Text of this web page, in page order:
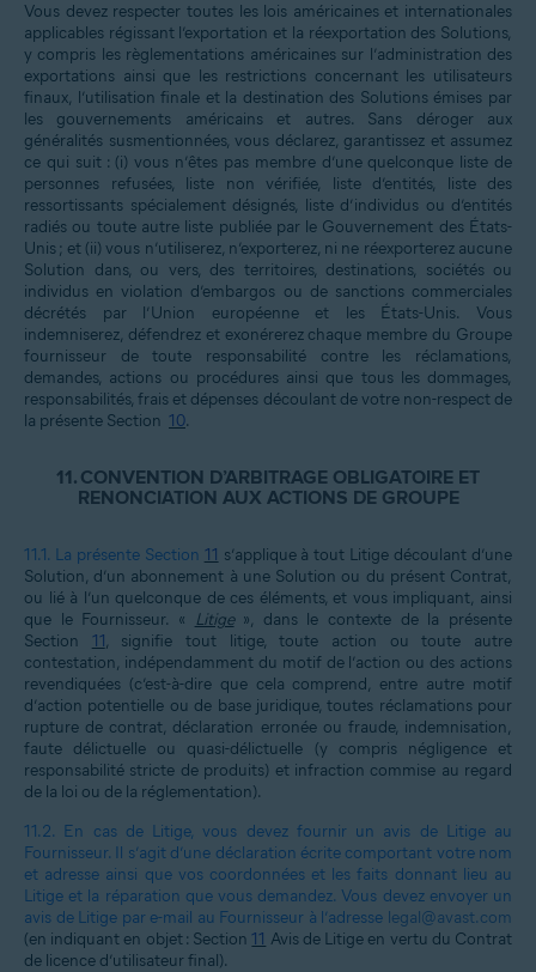
Vous devez respecter toutes les lois américaines et internationales
applicables régissant l’exportation et la réexportation des Solutions,
y compris les règlementations américaines sur l’administration des
exportations ainsi que les restrictions concernant les utilisateurs
finaux, l’utilisation finale et la destination des Solutions émises par
les gouvernements américains et autres. Sans déroger aux
généralités susmentionnées, vous déclarez, garantissez et assumez
ce qui suit : (i) vous n’êtes pas membre d’une quelconque liste de
personnes refusées, liste non vérifiée, liste d’entités, liste des
ressortissants spécialement désignés, liste d’individus ou d’entités
radiés ou toute autre liste publiée par le Gouvernement des États-
Unis ; et (ii) vous n’utiliserez, n’exporterez, ni ne réexporterez aucune
Solution dans, ou vers, des territoires, destinations, sociétés ou
individus en violation d’embargos ou de sanctions commerciales
décrétés par l’Union européenne et les États-Unis. Vous
indemniserez, défendrez et exonérerez chaque membre du Groupe
fournisseur de toute responsabilité contre les réclamations,
demandes, actions ou procédures ainsi que tous les dommages,
responsabilités, frais et dépenses découlant de votre non-respect de
la présente Section 10.
11.CONVENTION D’ARBITRAGE OBLIGATOIRE ET
RENONCIATION AUX ACTIONS DE GROUPE
11.1. La présente Section 11 s’applique à tout Litige découlant d’une
Solution, d’un abonnement à une Solution ou du présent Contrat,
ou lié à l’un quelconque de ces éléments, et vous impliquant, ainsi
que le Fournisseur. «
Litige», dans le contexte de la présente
Section 11, signifie tout litige, toute action ou toute autre
contestation, indépendamment du motif de l’action ou des actions
revendiquées (c’est-à-dire que cela comprend, entre autre motif
d’action potentielle ou de base juridique, toutes réclamations pour
rupture de contrat, déclaration erronée ou fraude, indemnisation,
faute délictuelle ou quasi-délictuelle (y compris négligence et
responsabilité stricte de produits) et infraction commise au regard
de la loi ou de la réglementation).
11.2. En cas de Litige, vous devez fournir un avis de Litige au
Fournisseur. Il s’agit d’une déclaration écrite comportant votre nom
et adresse ainsi que vos coordonnées et les faits donnant lieu au
Litige et la réparation que vous demandez. Vous devez envoyer un
avis de Litige par e-mail au Fournisseur à l’adresse legal@avast.com
(en indiquant en objet : Section 11 Avis de Litige en vertu du Contrat
de licence d’utilisateur final).